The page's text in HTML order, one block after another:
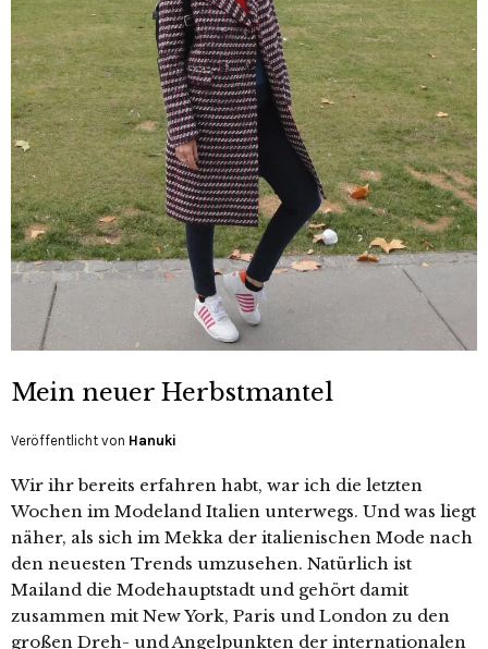
Mein neuer Herbstmantel
Veröffentlicht von Hanuki
Wir ihr bereits erfahren habt, war ich die letzten
Wochen im Modeland Italien unterwegs. Und was liegt
näher, als sich im Mekka der italienischen Mode nach
den neuesten Trends umzusehen. Natürlich ist
Mailand die Modehauptstadt und gehört damit
zusammen mit New York, Paris und London zu den
großen Dreh- und Angelpunkten der internationalen